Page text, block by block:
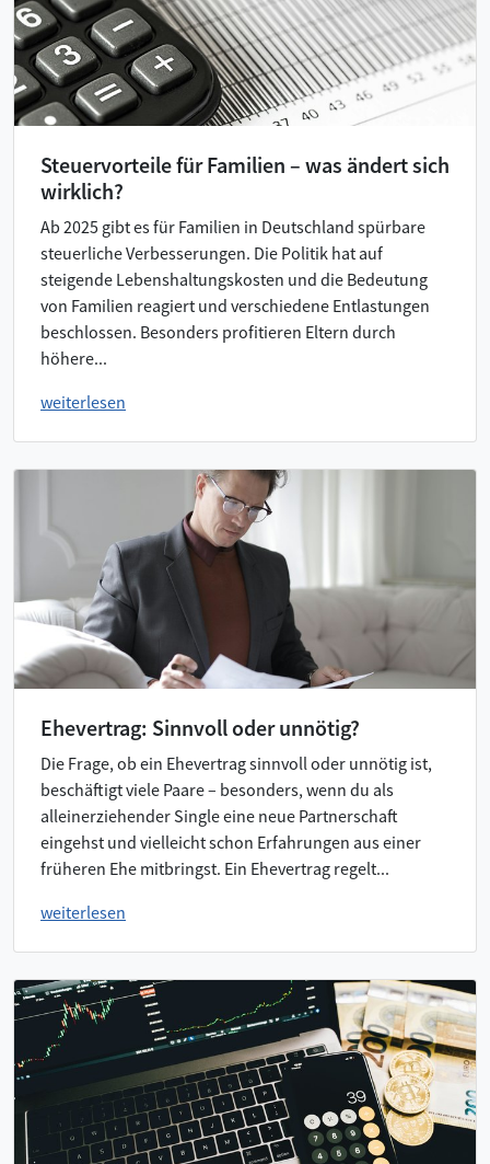
Steuervorteile für Familien – was ändert sich
wirklich?
Ab 2025 gibt es für Familien in Deutschland spürbare
steuerliche Verbesserungen. Die Politik hat auf
steigende Lebenshaltungskosten und die Bedeutung
von Familien reagiert und verschiedene Entlastungen
beschlossen. Besonders profitieren Eltern durch
höhere...
weiterlesen
Ehevertrag: Sinnvoll oder unnötig?
Die Frage, ob ein Ehevertrag sinnvoll oder unnötig ist,
beschäftigt viele Paare – besonders, wenn du als
alleinerziehender Single eine neue Partnerschaft
eingehst und vielleicht schon Erfahrungen aus einer
früheren Ehe mitbringst. Ein Ehevertrag regelt...
weiterlesen